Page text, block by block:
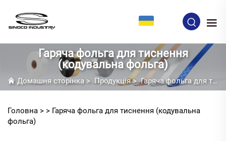
Гаряча фольга для тиснення
(кодувальна фольга)
Домашня сторінка> Продукція>Гаряча фольга для тиснення (кодувальна фольга)
Головна > > Гаряча фольга для тиснення (кодувальна
фольга)